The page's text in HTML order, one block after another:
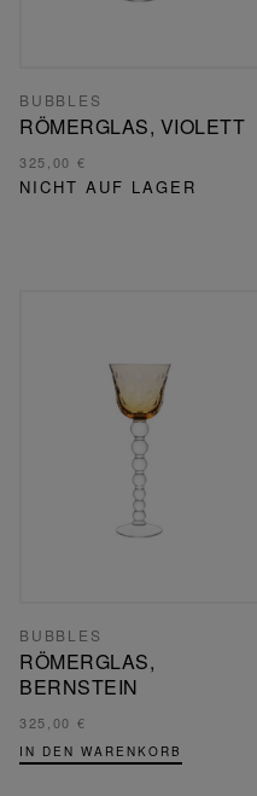
BUBBLES
RÖMERGLAS, VIOLETT
325,00 €
NICHT AUF LAGER
BUBBLES
RÖMERGLAS,
BERNSTEIN
325,00 €
IN DEN WARENKORB